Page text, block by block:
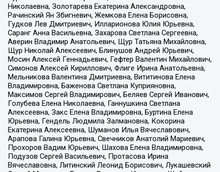
Николаевна, Золотарева Екатерина Александровна,
Рачинский Ян Збигневич, Жемкова Елена Борисовна,
Гудков Лев Дмитриевич, Илларионова Юлия Юрьевна,
Саранг Анна Васильевна, Захарова Светлана Сергеевна,
Аверин Владимир Анатольевич, Щур Татьяна Михайловна,
Щур Николай Алексеевич, Блинушов Андрей Юрьевич,
Мосин Алексей Геннадьевич, Гефтер Валентин Михайлович,
Симонов Алексей Кириллович, Флиге Ирина Анатольевна,
Мельникова Валентина Дмитриевна, Вититинова Елена
Владимировна, Баженова Светлана Куприяновна,
Максимов Сергей Владимирович, Беляев Сергей Иванович,
Голубева Елена Николаевна, Ганнушкина Светлана
Алексеевна, Закс Елена Владимировна, Буртина Елена
Юрьевна, Гендель Людмила Залмановна, Кокорина
Екатерина Алексеевна, Шуманов Илья Вячеславович,
Арапова Галина Юрьевна, Свечников Анатолий Мариевич,
Прохоров Вадим Юрьевич, Шахова Елена Владимировна,
Подузов Сергей Васильевич, Протасова Ирина
Вячеславовна, Литинский Леонид Борисович, Лукашевский